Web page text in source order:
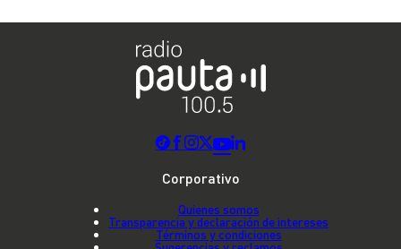
Corporativo
Quienes somos
Transparencia y declaración de intereses
Términos y condiciones